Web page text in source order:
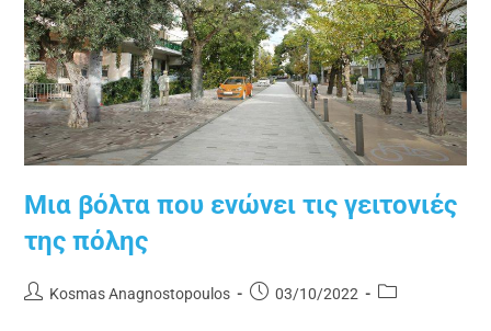
Μια βόλτα που ενώνει τις γειτονιές
της πόλης
Kosmas Anagnostopoulos 03/10/2022